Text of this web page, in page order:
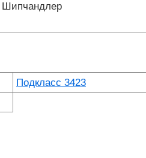
Шипчандлер
Подкласс 3423